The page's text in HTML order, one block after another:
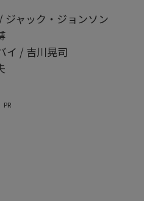
ャック・ジョンソン
イ / 吉川晃司
PR